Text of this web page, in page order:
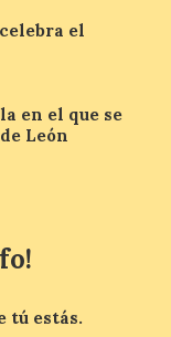
el
en el que se
León
tú estás.